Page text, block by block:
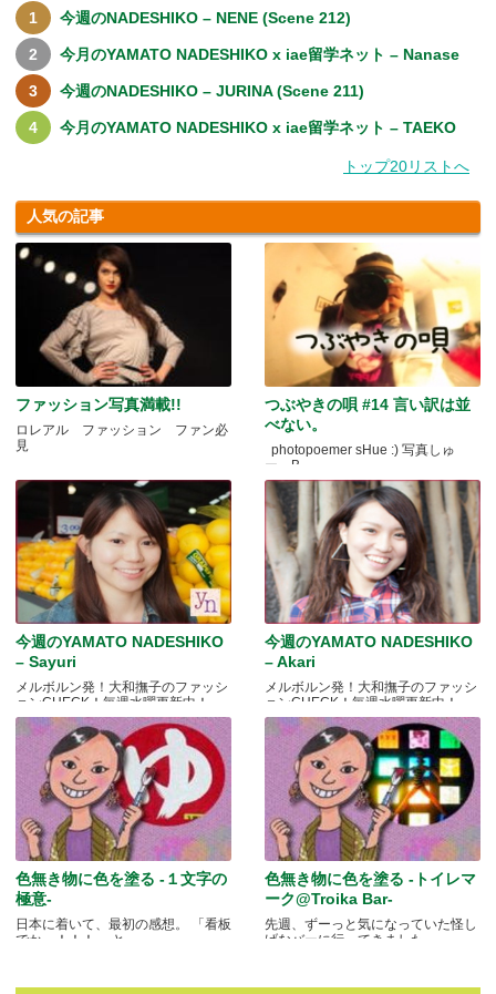
今週のNADESHIKO – NENE (Scene 212)
今月のYAMATO NADESHIKO x iae留学ネット – Nanase
今週のNADESHIKO – JURINA (Scene 211)
今月のYAMATO NADESHIKO x iae留学ネット – TAEKO
トップ20リストへ
人気の記事
ファッション写真満載!!
ロレアル ファッション ファン必
見
つぶやきの唄 #14 言い訳は並
べない。
photopoemer sHue :) 写真しゅ
ー。B.....
今週のYAMATO NADESHIKO
– Sayuri
メルボルン発！大和撫子のファッシ
ョンCHECK！毎週水曜更新中！
今週のYAMATO NADESHIKO
– Akari
メルボルン発！大和撫子のファッシ
ョンCHECK！毎週水曜更新中！
色無き物に色を塗る -１文字の
極意-
日本に着いて、最初の感想。 「看板
でかっ！！！」 と.....
色無き物に色を塗る -トイレマ
ーク@Troika Bar-
先週、ずーっと気になっていた怪し
げなバーに行ってきました.....